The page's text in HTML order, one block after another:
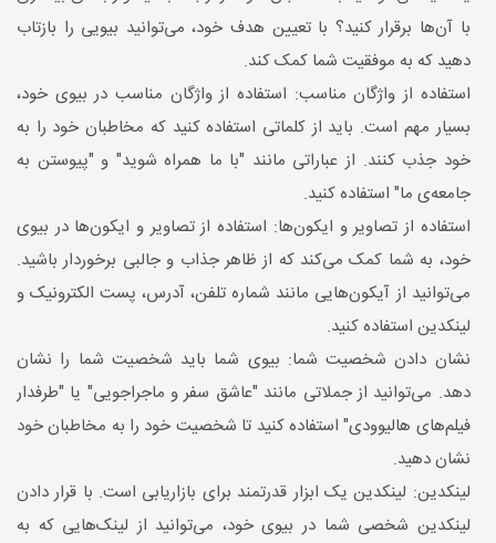
با آن‌ها برقرار کنید؟ با تعیین هدف خود، می‌توانید بیویی را بازتاب
دهید که به موفقیت شما کمک کند.
استفاده از واژگان مناسب: استفاده از واژگان مناسب در بیوی خود،
بسیار مهم است. باید از کلماتی استفاده کنید که مخاطبان خود را به
خود جذب کنند. از عباراتی مانند "با ما همراه شوید" و "پیوستن به
جامعه‌ی ما" استفاده کنید.
استفاده از تصاویر و ایکون‌ها: استفاده از تصاویر و ایکون‌ها در بیوی
خود، به شما کمک می‌کند که از ظاهر جذاب و جالبی برخوردار باشید.
می‌توانید از آیکون‌هایی مانند شماره تلفن، آدرس، پست الکترونیک و
لینکدین استفاده کنید.
نشان دادن شخصیت شما: بیوی شما باید شخصیت شما را نشان
دهد. می‌توانید از جملاتی مانند "عاشق سفر و ماجراجویی" یا "طرفدار
فیلم‌های هالیوودی" استفاده کنید تا شخصیت خود را به مخاطبان خود
نشان دهید.
لینکدین: لینکدین یک ابزار قدرتمند برای بازاریابی است. با قرار دادن
لینکدین شخصی شما در بیوی خود، می‌توانید از لینک‌هایی که به